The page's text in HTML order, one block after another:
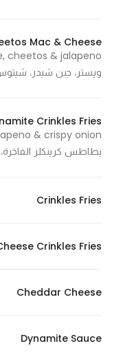
Mac & Cheese
ويستر، جبن شيدر،
Crinkles Fries
بطاطس كرينكلز
Crinkles Fries
Crinkles Fries
Cheddar Cheese
Dynamite Sauce
possible
visit. If you
refuse
these
functionality
will
disappear
Marketing
interests and
site, you